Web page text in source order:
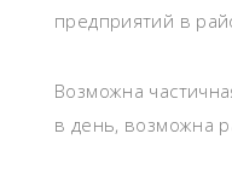
предприятий в
Возможна
в день, возможна